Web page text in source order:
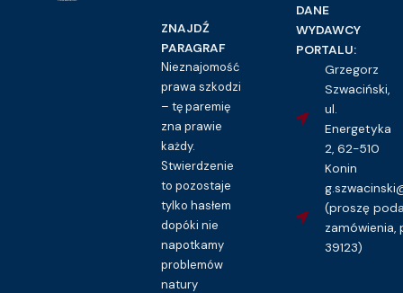
ZNAJDŹ
PARAGRAF
Nieznajomość
prawa szkodzi
– tę paremię
zna prawie
każdy.
Stwierdzenie
to pozostaje
tylko hasłem
dopóki nie
napotkamy
problemów
natury
DANE
WYDAWCY
PORTALU:
Grzegorz
Szwaciński,
ul.
Energetyka
2, 62-510
Konin
(proszę
zamówienia,
39123)